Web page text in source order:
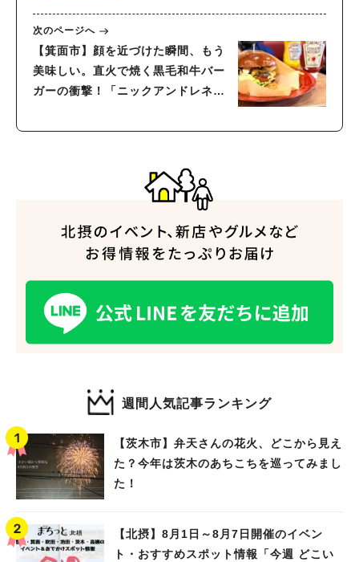
次のページへ
【箕面市】顔を近づけた瞬間、もう
美味しい。直火で焼く黒毛和牛バー
ガーの衝撃！「ニックアンドレネイ
週間人気記事ランキング
【茨木市】弁天さんの花火、どこから見え
た？今年は茨木のあちこちを巡ってみまし
た！
【北摂】8月1日～8月7日開催のイベン
ト・おすすめスポット情報「今週 どこい
#自然とふれあう #ランチ
#大阪学院大 商品開発プロジェクト